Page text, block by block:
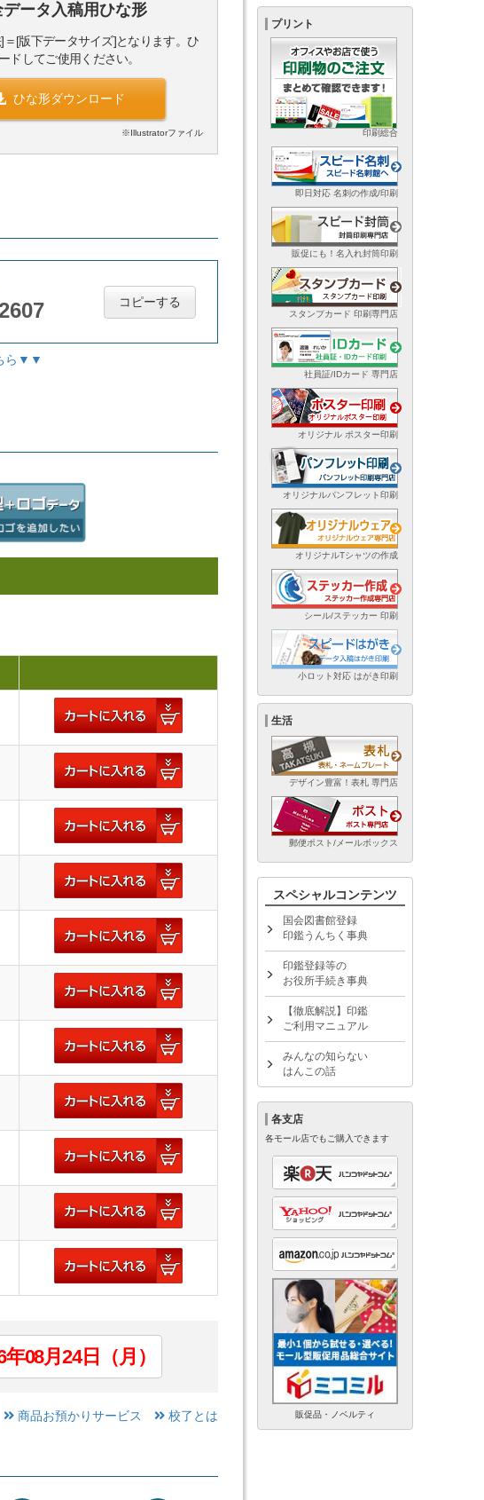
データ入稿用ひな形
＝[版下データサイズ]となります。ひ
ドしてご使用ください。
ひな形ダウンロード
※Illustratorファイル
コピーする
ら▼▼
年08月24日（月）
商品お預かりサービス 校了とは
プリント
印刷総合
即日対応 名刺の作成/印刷
販促にも！名入れ封筒印刷
スタンプカード 印刷専門店
社員証/IDカード 専門店
オリジナル ポスター印刷
オリジナルパンフレット印刷
オリジナルTシャツの作成
シール/ステッカー 印刷
小ロット対応 はがき印刷
生活
デザイン豊富！表札 専門店
郵便ポスト/メールボックス
スペシャルコンテンツ
国会図書館登録
印鑑うんちく事典
印鑑登録等の
お役所手続き事典
【徹底解説】印鑑
ご利用マニュアル
みんなの知らない
はんこの話
各支店
各モール店でもご購入できます
販促品・ノベルティ